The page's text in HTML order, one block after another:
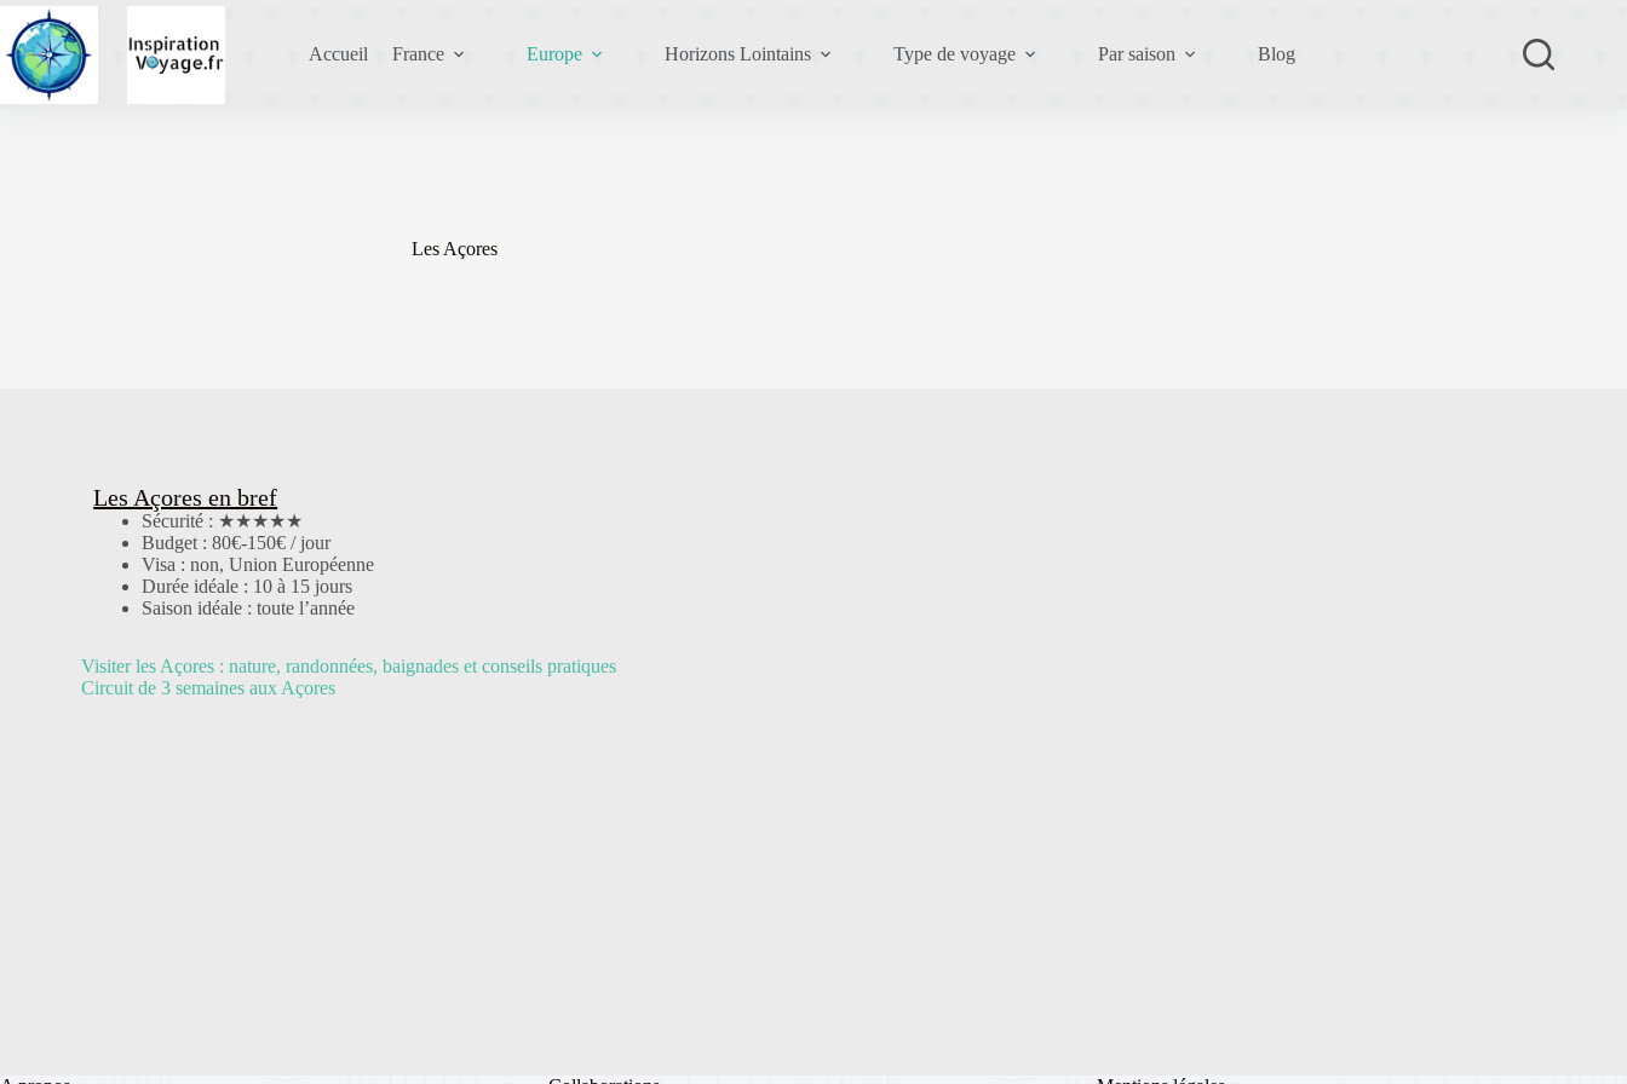
Accueil France Europe Horizons Lointains Type de voyage Par saison Blog
Les Açores
Les Açores en bref
Sécurité : ★★★★★
Budget : 80€-150€ / jour
Visa : non, Union Européenne
Durée idéale : 10 à 15 jours
Saison idéale : toute l’année
Visiter les Açores : nature, randonnées, baignades et conseils pratiques
Circuit de 3 semaines aux Açores